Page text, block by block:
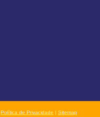
Política de Privacidade | Sitemap